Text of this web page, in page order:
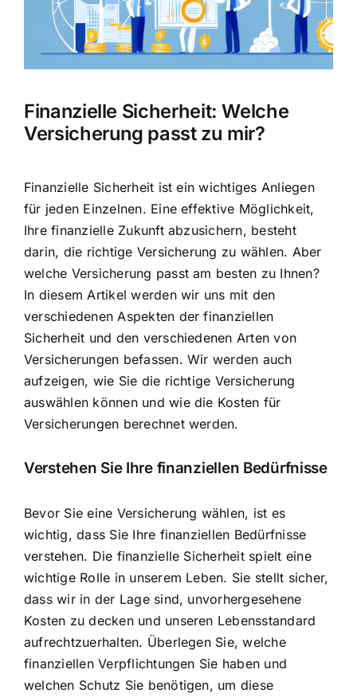
Hausratversicherung
Berufsunfähigkeitsversicherung
Weitere Tarifvergleiche
Finanzielle Sicherheit: Welche
Versicherung passt zu mir?
Finanzielle Sicherheit ist ein wichtiges Anliegen
für jeden Einzelnen. Eine effektive Möglichkeit,
Ihre finanzielle Zukunft abzusichern, besteht
darin, die richtige Versicherung zu wählen. Aber
welche Versicherung passt am besten zu Ihnen?
In diesem Artikel werden wir uns mit den
verschiedenen Aspekten der finanziellen
Sicherheit und den verschiedenen Arten von
Versicherungen befassen. Wir werden auch
aufzeigen, wie Sie die richtige Versicherung
auswählen können und wie die Kosten für
Versicherungen berechnetwerden.
Verstehen Sie Ihre finanziellen Bedürfnisse
Bevor Sie eine Versicherung wählen, ist es
wichtig, dass Sie Ihre finanziellen Bedürfnisse
verstehen. Die finanzielle Sicherheit spielt eine
wichtige Rolle in unserem Leben. Sie stellt sicher,
dass wir in der Lage sind, unvorhergesehene
Kosten zu decken und unseren Lebensstandard
aufrechtzuerhalten. Überlegen Sie, welche
finanziellen Verpflichtungen Sie haben und
welchen Schutz Sie benötigen, um diese